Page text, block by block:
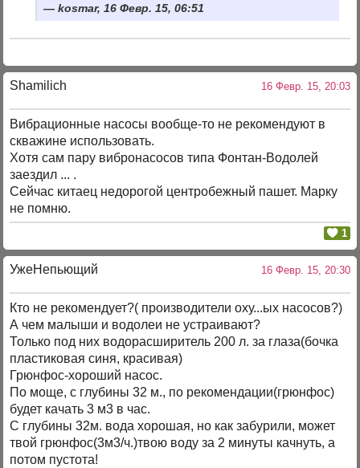
kosmar, 16 Февр. 15, 06:51
Shamilich 16 Февр. 15, 20:03
Вибрационные насосы вообще-то не рекомендуют в
скважине использовать.
Хотя сам пару вибронасосов типа Фонтан-Водолей
заездил ... .
Сейчас китаец недорогой центробежный пашет. Марку
не помню.
1
УжеНепьющий 16 Февр. 15, 20:30
Кто не рекомендует?( производители оху...ых насосов?)
А чем малыши и водолеи не устраивают?
Только под них водорасширитель 200 л. за глаза(бочка
пластиковая синя, красивая)
Грюнфос-хороший насос.
По моще, с глубины 32 м., по рекомендации(грюнфос)
будет качать 3 м3 в час.
С глубины 32м. вода хорошая, но как забурили, может
твой грюнфос(3м3/ч.)твою воду за 2 минуты качнуть, а
потом пустота!